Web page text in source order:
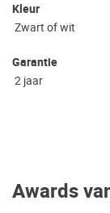
Kleur
Zwart of wit
Garantie
2 jaar
Awards